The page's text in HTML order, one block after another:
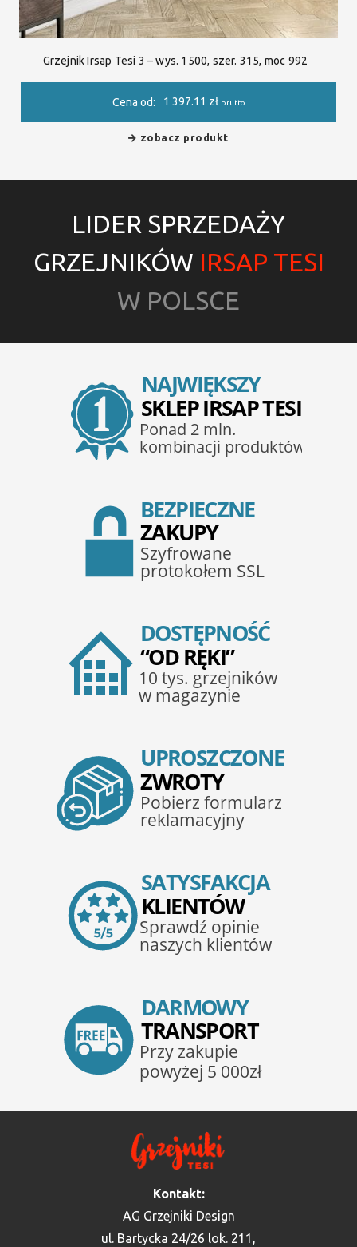
Grzejnik Irsap Tesi 3 – wys. 1500, szer. 315, moc 992
Cena od: 1 397.11 zł brutto
zobacz produkt
LIDER SPRZEDAŻY
GRZEJNIKÓW IRSAP TESI
W POLSCE
Kontakt:
AG Grzejniki Design
ul. Bartycka 24/26 lok. 211,